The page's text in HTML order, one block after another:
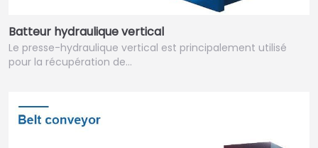
Batteur hydraulique vertical
Le presse-hydraulique vertical est principalement utilisé
pour la récupération de…